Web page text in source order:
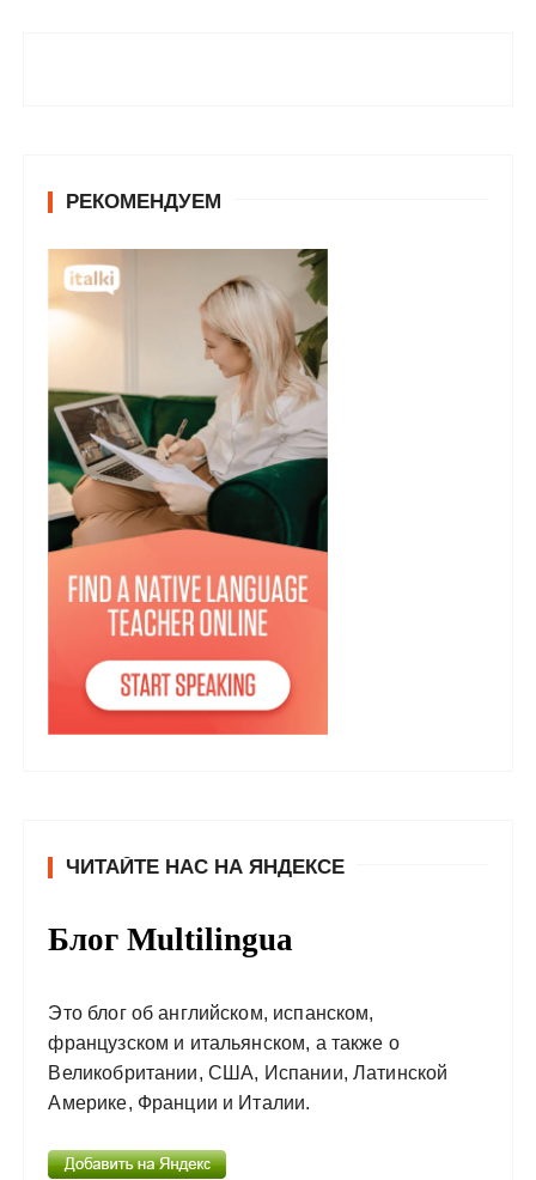
РЕКОМЕНДУЕМ
ЧИТАЙТЕ НАС НА ЯНДЕКСЕ
Блог Multilingua
Это блог об английском, испанском,
французском и итальянском, а также о
Великобритании, США, Испании, Латинской
Америке, Франции и Италии.